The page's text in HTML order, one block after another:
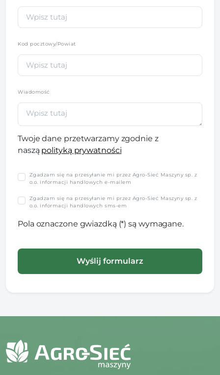
Kod pocztowy/Powiat
Wiadomość
Twoje dane przetwarzamy zgodnie z
naszą polityką prywatności
Zgadzam się na przesyłanie mi przez Agro-Sieć Maszyny sp. z
o.o. informacji handlowych e-mailem
Zgadzam się na przesyłanie mi przez Agro-Sieć Maszyny sp. z
o.o. informacji handlowych sms-em
Pola oznaczone gwiazdką (*) są wymagane.